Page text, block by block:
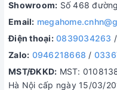
Showroom: Số 468
Email:
Điện thoại: 0839034263
Zalo: 0946218668 /
MST/ĐKKD: MST:
Hà Nội cấp ngày 15/03/